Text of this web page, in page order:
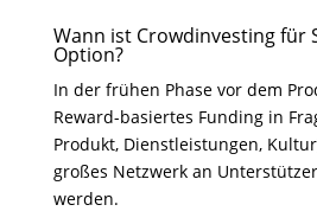
Wann ist Crowdinvesting für
Option?
In der frühen Phase vor dem
Reward-basiertes Funding in
Produkt, Dienstleistungen,
großes Netzwerk an
werden.